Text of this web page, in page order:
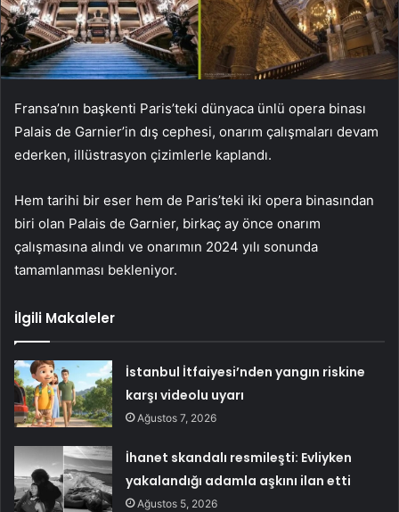
Fransa’nın başkenti Paris’teki dünyaca ünlü opera binası
Palais de Garnier’in dış cephesi, onarım çalışmaları devam
ederken, illüstrasyon çizimlerle kaplandı.
Hem tarihi bir eser hem de Paris’teki iki opera binasından
biri olan Palais de Garnier, birkaç ay önce onarım
çalışmasına alındı ​​ve onarımın 2024 yılı sonunda
tamamlanması bekleniyor.
İlgili Makaleler
İstanbul İtfaiyesi’nden yangın riskine
karşı videolu uyarı
Ağustos 7, 2026
İhanet skandalı resmileşti: Evliyken
yakalandığı adamla aşkını ilan etti
Ağustos 5, 2026